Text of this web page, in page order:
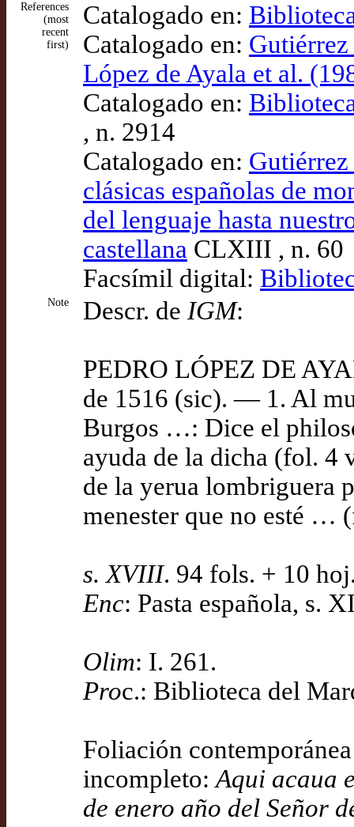
References
(most
recent
first)
Catalogado en:
Catalogado en:
López de Ayala et al.
Catalogado en:
, n. 2914
Catalogado en:
clásicas españolas de
del lenguaje hasta
castellana CLXIII , n. 60
Facsímil digital:
Note Descr. de IGM:
PEDRO LÓPEZ DE
de 1516 (sic). — 1. Al
Burgos …: Dice el
ayuda de la dicha (fol.
de la yerua lombriguera
menester que no esté …
s. XVIII. 94 fols. + 10
Enc: Pasta española, s.
Olim: I. 261.
Proc.: Biblioteca del
Foliación
incompleto:Aqui acaua
de enero año del Señor